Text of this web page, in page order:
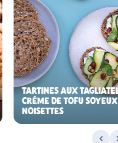
TARTINES AUX
CRÈME DE TOFU
NOISETTES